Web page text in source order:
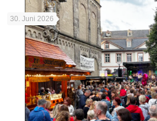
30. Juni 2026